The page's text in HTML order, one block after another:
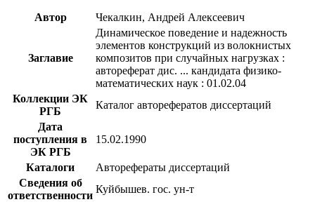
Автор Чекалкин, Андрей Алексеевич
Заглавие
Динамическое поведение и надежность
элементов конструкций из волокнистых
композитов при случайных нагрузках :
автореферат дис. ... кандидата физико-
математических наук : 01.02.04
Коллекции ЭК
РГБ
Каталог авторефератов диссертаций
Дата
поступления в
ЭК РГБ
15.02.1990
Каталоги
Авторефераты диссертаций
Сведения об
ответственности
Куйбышев. гос. ун-т